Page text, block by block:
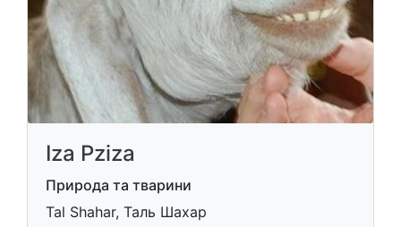
Iza Pziza
Природа та тварини
Tal Shahar, Таль Шахар